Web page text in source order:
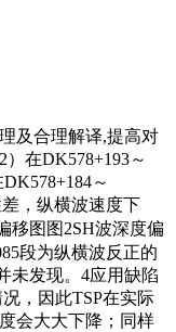
及合理解译,提高对
在DK578+193～
～
，纵横波速度下
移图图2SH波深度偏
段为纵横波反正的
未发现。4应用缺陷
，因此TSP在实际
会大大下降；同样